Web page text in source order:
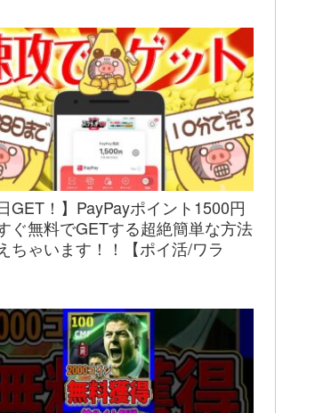
GET！】PayPayポイント1500円
ぐ無料でGETする超絶簡単な方法
ちゃいます！！【ポイ活/ワラ